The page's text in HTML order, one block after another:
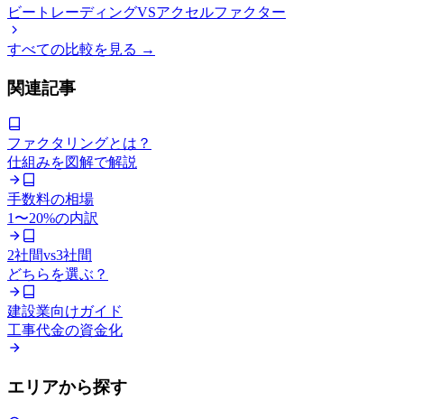
ビートレーディングVSアクセルファクター
すべての比較を見る →
関連記事
ファクタリングとは？
仕組みを図解で解説
手数料の相場
1〜20%の内訳
2社間vs3社間
どちらを選ぶ？
建設業向けガイド
工事代金の資金化
エリアから探す